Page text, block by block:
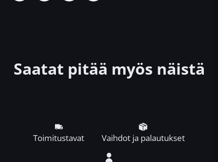
Saatat pitää myös näistä
Toimitustavat Vaihdot ja palautukset